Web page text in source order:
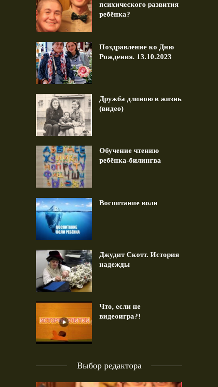
психического развития
ребёнка?
Поздравление ко Дню
Рождения. 13.10.2023
Дружба длиною в жизнь
(видео)
Обучение чтению
ребёнка-билингва
Воспитание воли
Джудит Скотт. История
надежды
Что, если не
видеоигра?!
Выбор редактора